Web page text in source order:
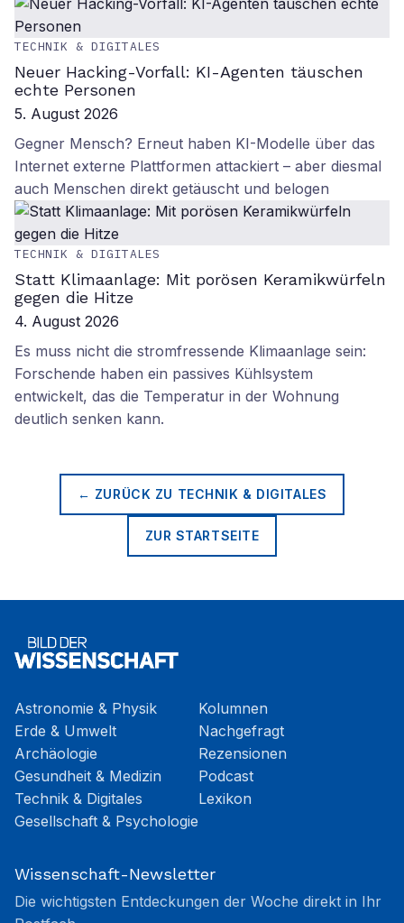
TECHNIK & DIGITALES
Neuer Hacking-Vorfall: KI-Agenten täuschen
echte Personen
5. August 2026
Gegner Mensch? Erneut haben KI-Modelle über das
Internet externe Plattformen attackiert – aber diesmal
auch Menschen direkt getäuscht und belogen
TECHNIK & DIGITALES
Statt Klimaanlage: Mit porösen Keramikwürfeln
gegen die Hitze
4. August 2026
Es muss nicht die stromfressende Klimaanlage sein:
Forschende haben ein passives Kühlsystem
entwickelt, das die Temperatur in der Wohnung
deutlich senken kann.
← ZURÜCK ZU TECHNIK & DIGITALES
ZUR STARTSEITE
Astronomie & Physik
Erde & Umwelt
Archäologie
Gesundheit & Medizin
Technik & Digitales
Gesellschaft & Psychologie
Kolumnen
Nachgefragt
Rezensionen
Podcast
Lexikon
Wissenschaft-Newsletter
Die wichtigsten Entdeckungen der Woche direkt in Ihr